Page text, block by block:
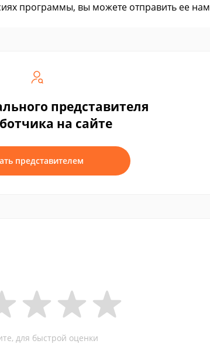
программы, вы можете отправить ее нам
представителя
на сайте
представителем
для быстрой оценки